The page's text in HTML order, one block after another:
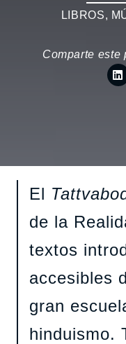
LIBROS,
Comparte este
El
de la
textos
accesibles
gran
hinduismo.